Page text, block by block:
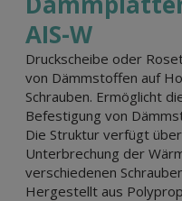
AIS-W
Druckscheibe oder
von Dämmstoffen auf
Schrauben. Ermöglicht
Befestigung von
Die Struktur verfügt
Unterbrechung der
verschiedenen
Hergestellt aus